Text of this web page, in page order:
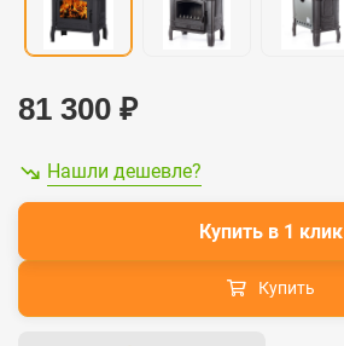
81 300 ₽
Нашли дешевле?
Купить
Купить в 1 клик